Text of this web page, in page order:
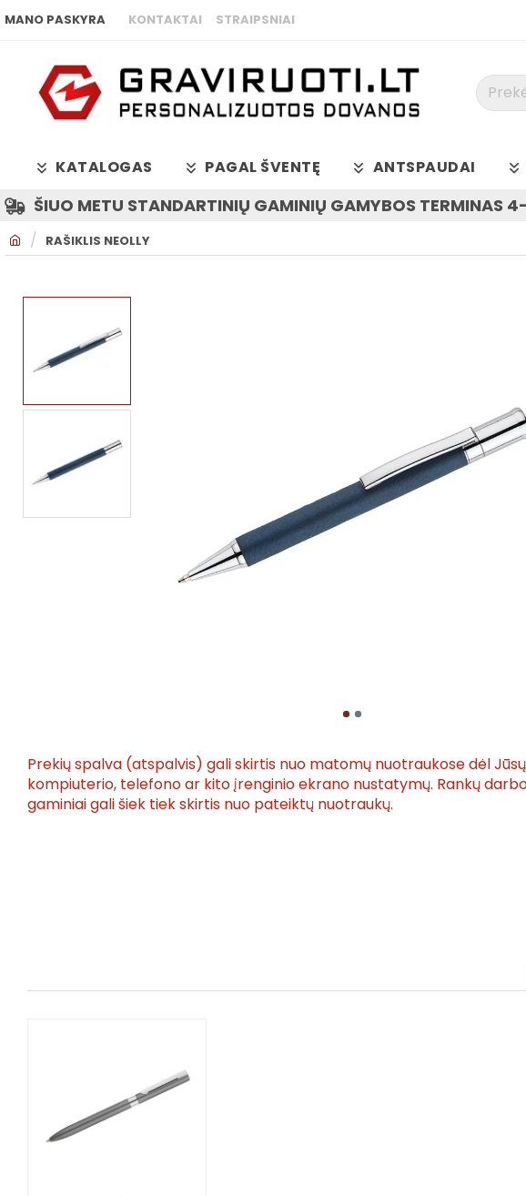
MANO PASKYRA KONTAKTAI STRAIPSNIAI
Prekės
kodas
KATALOGAS PAGAL ŠVENTĘ ANTSPAUDAI
O
RAŠIKLIS NEOLLY
ŠIUO METU STANDARTINIŲ GAMINIŲ GAMYBOS TERMINAS
Prekių spalva (atspalvis) gali skirtis nuo matomų nuotraukose dėl Jūsų
kompiuterio, telefono ar kito įrenginio ekrano nustatymų. Rankų
gaminiai gali šiek tiek skirtis nuo pateiktų nuotraukų.